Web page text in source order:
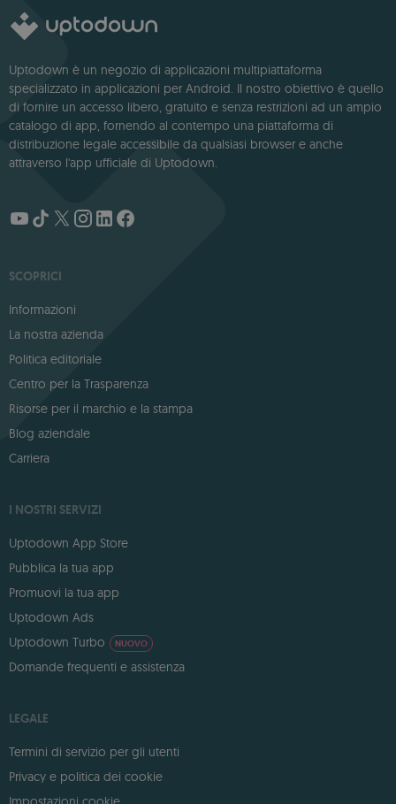
Uptodown è un negozio di applicazioni multipiattaforma
specializzato in applicazioni per Android. Il nostro obiettivo è quello
di fornire un accesso libero, gratuito e senza restrizioni ad un ampio
catalogo di app, fornendo al contempo una piattaforma di
distribuzione legale accessibile da qualsiasi browser e anche
attraverso l'app ufficiale di Uptodown.
SCOPRICI
Informazioni
La nostra azienda
Politica editoriale
Centro per la Trasparenza
Risorse per il marchio e la stampa
Blog aziendale
Carriera
I NOSTRI SERVIZI
Uptodown App Store
Pubblica la tua app
Promuovi la tua app
Uptodown Ads
Uptodown Turbo
NUOVO
Domande frequenti e assistenza
LEGALE
Termini di servizio per gli utenti
Privacy e politica dei cookie